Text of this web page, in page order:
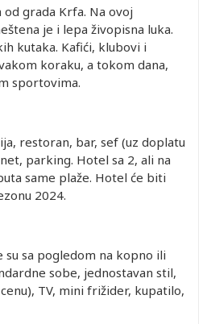
grada Krfa. Na ovoj
je i lepa živopisna luka.
kutaka. Kafići, klubovi i
koraku, a tokom dana,
sportovima.
restoran, bar, sef (uz doplatu
parking. Hotel sa 2, ali na
same plaže. Hotel će biti
2024.
su sa pogledom na kopno ili
sobe, jednostavan stil,
TV, mini frižider, kupatilo,